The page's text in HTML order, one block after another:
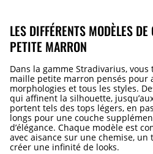
LES DIFFÉRENTS MODÈLES
PETITE MARRON
Dans la gamme Stradivarius,
maille petite marron pensés pour
morphologies et tous les styles.
qui affinent la silhouette,
portent tels des tops légers, en
longs pour une couche
d’élégance. Chaque modèle est
avec aisance sur une chemise,
créer une infinité de looks.